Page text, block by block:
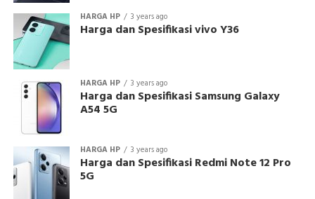
HARGA HP 3 years ago
Harga dan Spesifikasi vivo Y36
HARGA HP 3 years ago
Harga dan Spesifikasi Samsung Galaxy
A54 5G
HARGA HP 3 years ago
Harga dan Spesifikasi Redmi Note 12 Pro
5G